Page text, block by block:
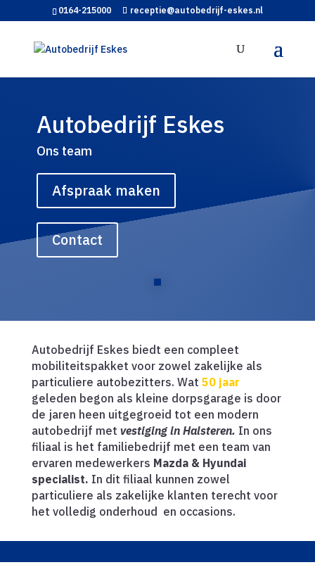
0164-215000 receptie@autobedrijf-eskes.nl
Autobedrijf Eskes
Ons team
Afspraak maken
Contact
Autobedrijf Eskes biedt een compleet
mobiliteitspakket voor zowel zakelijke als
particuliere autobezitters. Wat 50 jaar
geleden begon als kleine dorpsgarage is door
de jaren heen uitgegroeid tot een modern
autobedrijf met vestiging in Halsteren. In ons
filiaal is het familiebedrijf met een team van
ervaren medewerkers Mazda & Hyundai
specialist. In dit filiaal kunnen zowel
particuliere als zakelijke klanten terecht voor
het volledig onderhoud en occasions.